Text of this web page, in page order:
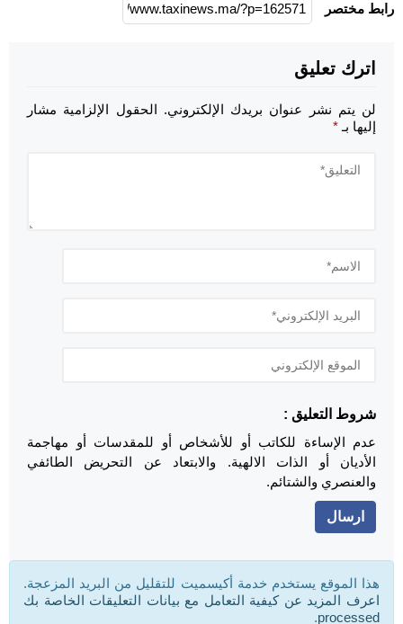
رابط مختصر
اترك تعليق
لن يتم نشر عنوان بريدك الإلكتروني. الحقول الإلزامية مشار
إليها بـ *
شروط التعليق :
عدم الإساءة للكاتب أو للأشخاص أو للمقدسات أو مهاجمة
الأديان أو الذات الالهية. والابتعاد عن التحريض الطائفي
والعنصري والشتائم.
هذا الموقع يستخدم خدمة أكيسميت للتقليل من البريد المزعجة.
اعرف المزيد عن كيفية التعامل مع بيانات التعليقات الخاصة بك
processed
.